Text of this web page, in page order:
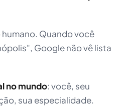
Quando você
Google não vê lista
no mundo: você, seu
sua especialidade.